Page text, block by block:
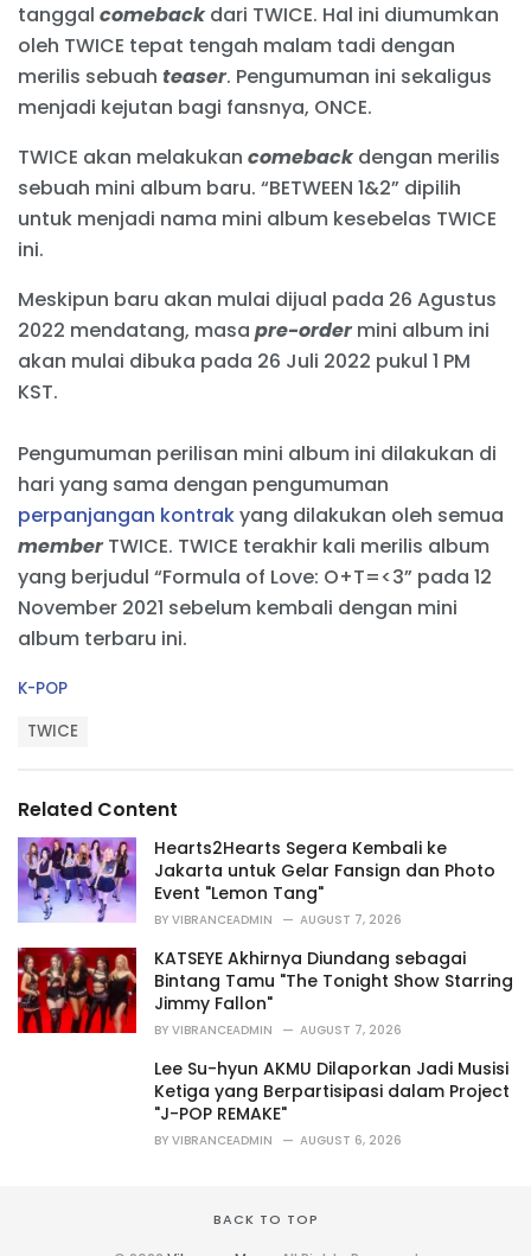
tanggal comebackdari TWICE. Hal ini diumumkan
oleh TWICE tepat tengah malam tadi dengan
merilis sebuah teaser. Pengumuman ini sekaligus
menjadi kejutan bagi fansnya, ONCE.
TWICE akan melakukan comebackdengan merilis
sebuah mini album baru. “BETWEEN 1&2” dipilih
untuk menjadi nama mini album kesebelas TWICE
ini.
Meskipun baru akan mulai dijual pada 26 Agustus
2022 mendatang, masa pre-ordermini album ini
akan mulai dibuka pada 26 Juli 2022 pukul 1 PM
KST.
Pengumuman perilisan mini album ini dilakukan di
hari yang sama dengan pengumuman
perpanjangan kontrakyang dilakukan oleh semua
memberTWICE. TWICE terakhir kali merilis album
yang berjudul “Formula of Love: O+T=<3” pada 12
November 2021 sebelum kembali dengan mini
album terbaru ini.
C
r
i
e
s
:
K-POP
:
TWICE
Related Content
Hearts2Hearts Segera Kembali ke
Jakarta untuk Gelar Fansign dan Photo
Event "Lemon Tang"
BY VIBRANCEADMIN AUGUST 7, 2026
KATSEYE Akhirnya Diundang sebagai
Bintang Tamu "The Tonight Show Starring
Jimmy Fallon"
BY VIBRANCEADMIN AUGUST 7, 2026
Lee Su-hyun AKMU Dilaporkan Jadi Musisi
Ketiga yang Berpartisipasi dalam Project
"J-POP REMAKE"
BY VIBRANCEADMIN AUGUST 6, 2026
BACK TO TOP